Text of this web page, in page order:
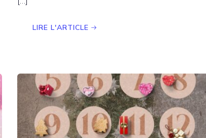
LIRE L'ARTICLE